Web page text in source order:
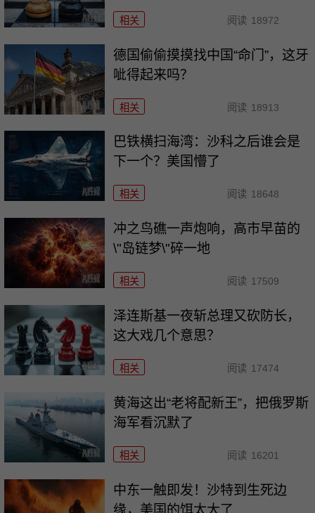
相关 阅读 18972
德国偷偷摸摸找中国“命门”，这牙
呲得起来吗？
相关 阅读 18913
巴铁横扫海湾：沙科之后谁会是
下一个？美国懵了
相关 阅读 18648
冲之鸟礁一声炮响，高市早苗的
\"岛链梦\"碎一地
相关 阅读 17509
泽连斯基一夜斩总理又砍防长，
这大戏几个意思？
相关 阅读 17474
黄海这出“老将配新王”，把俄罗斯
海军看沉默了
相关 阅读 16201
中东一触即发！沙特到生死边
缘，美国的饵太大了